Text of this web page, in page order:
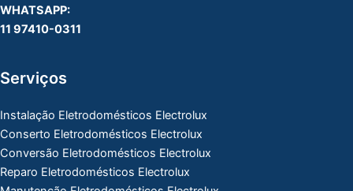
WHATSAPP:
11 97410-0311
Serviços
Instalação Eletrodomésticos Electrolux
Conserto Eletrodomésticos Electrolux
Conversão Eletrodomésticos Electrolux
Reparo Eletrodomésticos Electrolux